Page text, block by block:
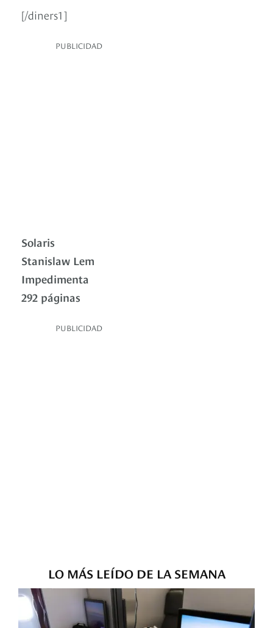
[/diners1]
PUBLICIDAD
Solaris
Stanislaw Lem
Impedimenta
292 páginas
PUBLICIDAD
LO MÁS LEÍDO DE LA SEMANA